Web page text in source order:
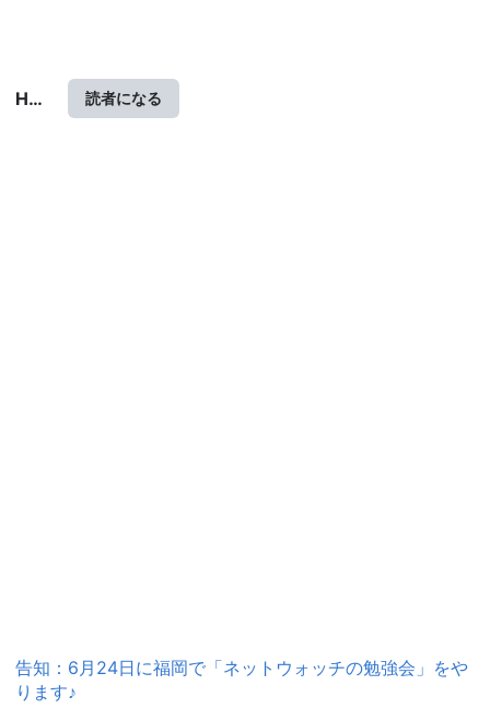
Hag
読者になる
告知：6月24日に福岡で「ネットウォッチの勉強会」をや
ります♪